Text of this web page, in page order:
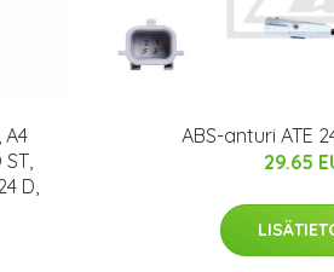
A4
D,
ABS-anturi ATE
29.65